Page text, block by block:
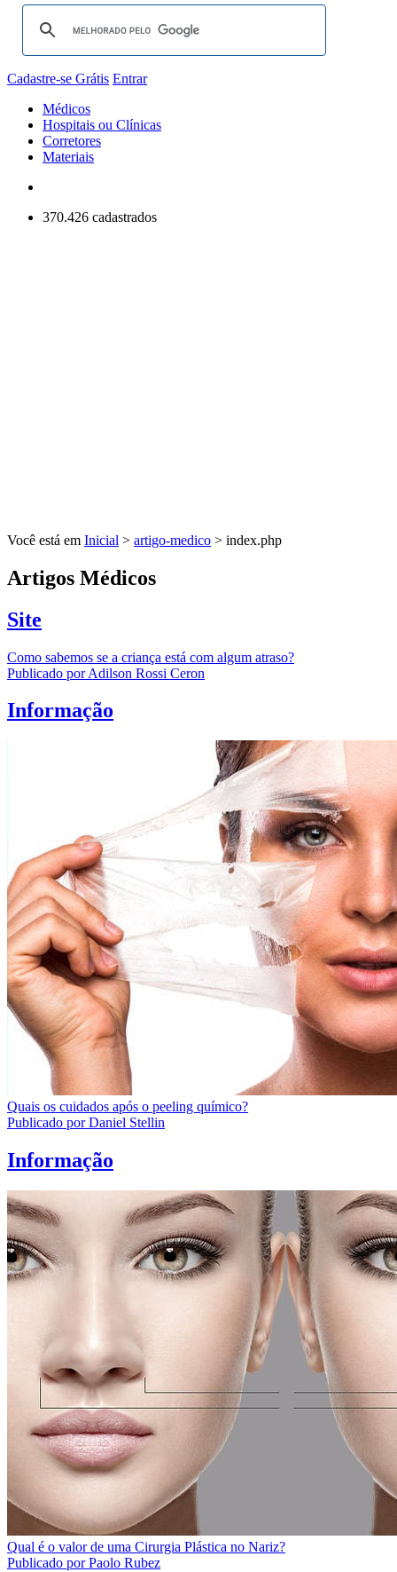
Cadastre-se Grátis Entrar
Médicos
Hospitais ou Clínicas
Corretores
Materiais
370.426 cadastrados
Você está em Inicial > artigo-medico > index.php
Artigos Médicos
Site
Como sabemos se a criança está com algum atraso?
Publicado por Adilson Rossi Ceron
Informação
Quais os cuidados após o peeling químico?
Publicado por Daniel Stellin
Informação
Qual é o valor de uma Cirurgia Plástica no Nariz?
Publicado por Paolo Rubez